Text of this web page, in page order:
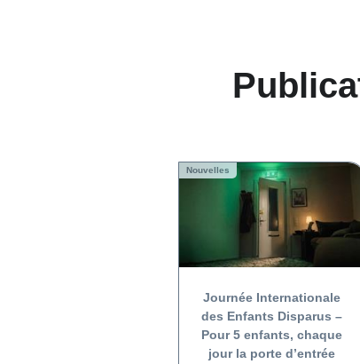
Nouvelles
Journée Internationale
des Enfants Disparus –
Pour 5 enfants, chaque
jour la porte d’entrée